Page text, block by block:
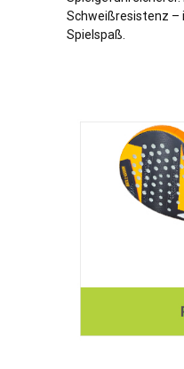
Schweißresistenz –
Spielspaß.